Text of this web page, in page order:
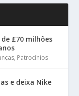
£70 milhões
, Patrocínios
e deixa Nike